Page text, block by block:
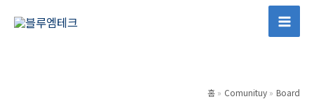
Main
홈 Comunituy Board